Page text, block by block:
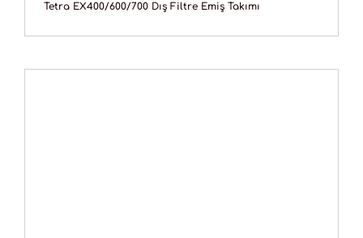
Tetra EX400/600/700 Dış Filtre Emiş Takımı